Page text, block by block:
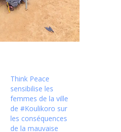
Think Peace
sensibilise les
femmes de la ville
de #Koulikoro sur
les conséquences
de la mauvaise